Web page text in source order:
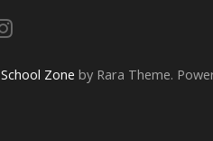
School Zone by Rara Theme.